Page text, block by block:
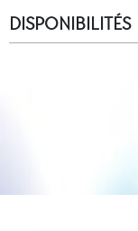
DISPONIBILITÉS